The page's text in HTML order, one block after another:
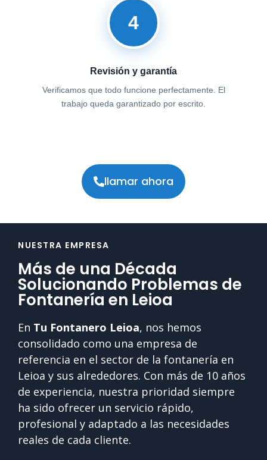
4
Revisión y garantía
Verificamos que todo funcione perfectamente. El
trabajo queda garantizado por escrito.
llamar ahora
NUESTRA EMPRESA
Más de una Década
Solucionando Problemas de
Fontanería en Leioa
En Tu Fontanero Leioa, nos hemos
consolidado como una empresa de
referencia en el sector de la fontanería en
Leioa y sus alrededores. Con más de 10 años
de experiencia, nuestra prioridad siempre
ha sido ofrecer un servicio rápido,
profesional y adaptado a las necesidades
reales de cada cliente.